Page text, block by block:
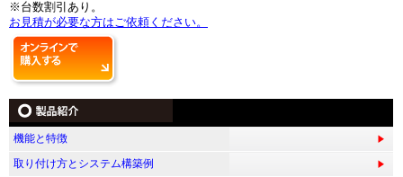
※台数割引あり。
お見積が必要な方はご依頼ください。
オ
ラ
イ
ン
で
購
入
す
機能と特徴
取り付け方とシステム構築例